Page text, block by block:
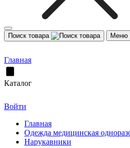
Поиск товара Меню
Главная
Каталог
Войти
Главная
Одежда медицинская
Нарукавники